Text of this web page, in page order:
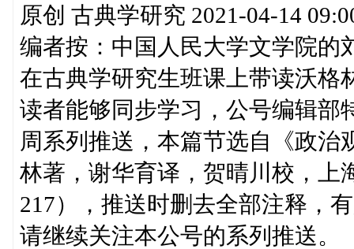
原创 古典学研究 2021-04-14
编者按：中国人民大学文学院的
在古典学研究生班课上带读沃格
读者能够同步学习，公号编辑部
周系列推送，本篇节选自《政治
林著，谢华育译，贺晴川校，上
217），推送时删去全部注释，
请继续关注本公号的系列推送。